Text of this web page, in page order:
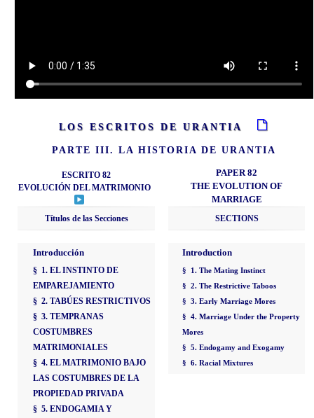
LOS ESCRITOS DE URANTIA
PARTE III. LA HISTORIA DE URANTIA
ESCRITO 82
EVOLUCIÓN DEL MATRIMONIO
Títulos de las Secciones
Introducción
§ 1. EL INSTINTO DE
EMPAREJAMIENTO
§ 2. TABÚES RESTRICTIVOS
§ 3. TEMPRANAS
COSTUMBRES
MATRIMONIALES
§ 4. EL MATRIMONIO BAJO
LAS COSTUMBRES DE LA
PROPIEDAD PRIVADA
§ 5. ENDOGAMIA Y
PAPER 82
THE EVOLUTION OF
MARRIAGE
SECTIONS
Introduction
§ 1. The Mating Instinct
§ 2. The Restrictive Taboos
§ 3. Early Marriage Mores
§ 4. Marriage Under the Property
Mores
§ 5. Endogamy and Exogamy
§ 6. Racial Mixtures